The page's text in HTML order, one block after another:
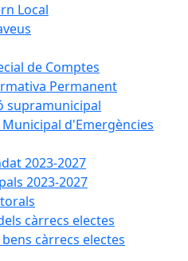
Local
de Comptes
Permanent
supramunicipal
d'Emergències
2023-2027
2023-2027
càrrecs electes
càrrecs electes